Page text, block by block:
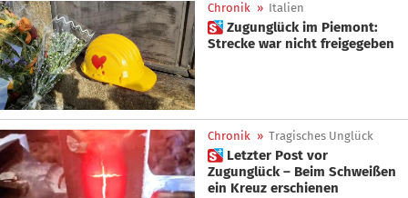
Chronik » Italien
 Zugunglück im Piemont:
Strecke war nicht freigegeben
Chronik » Tragisches Unglück
 Letzter Post vor
Zugunglück – Beim Schweißen
ein Kreuz erschienen